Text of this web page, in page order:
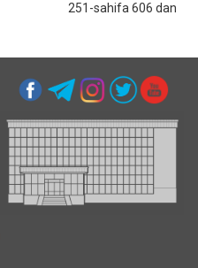
251-sahifa 606 dan